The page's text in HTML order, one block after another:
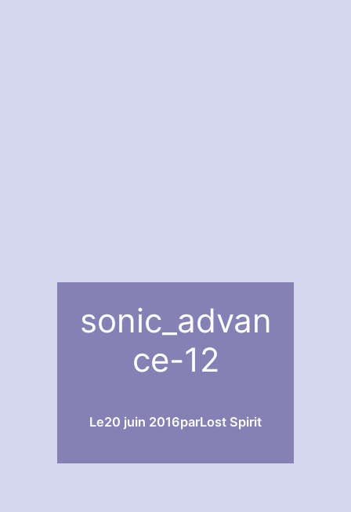
sonic_advan
ce-12
Le20 juin 2016parLost Spirit